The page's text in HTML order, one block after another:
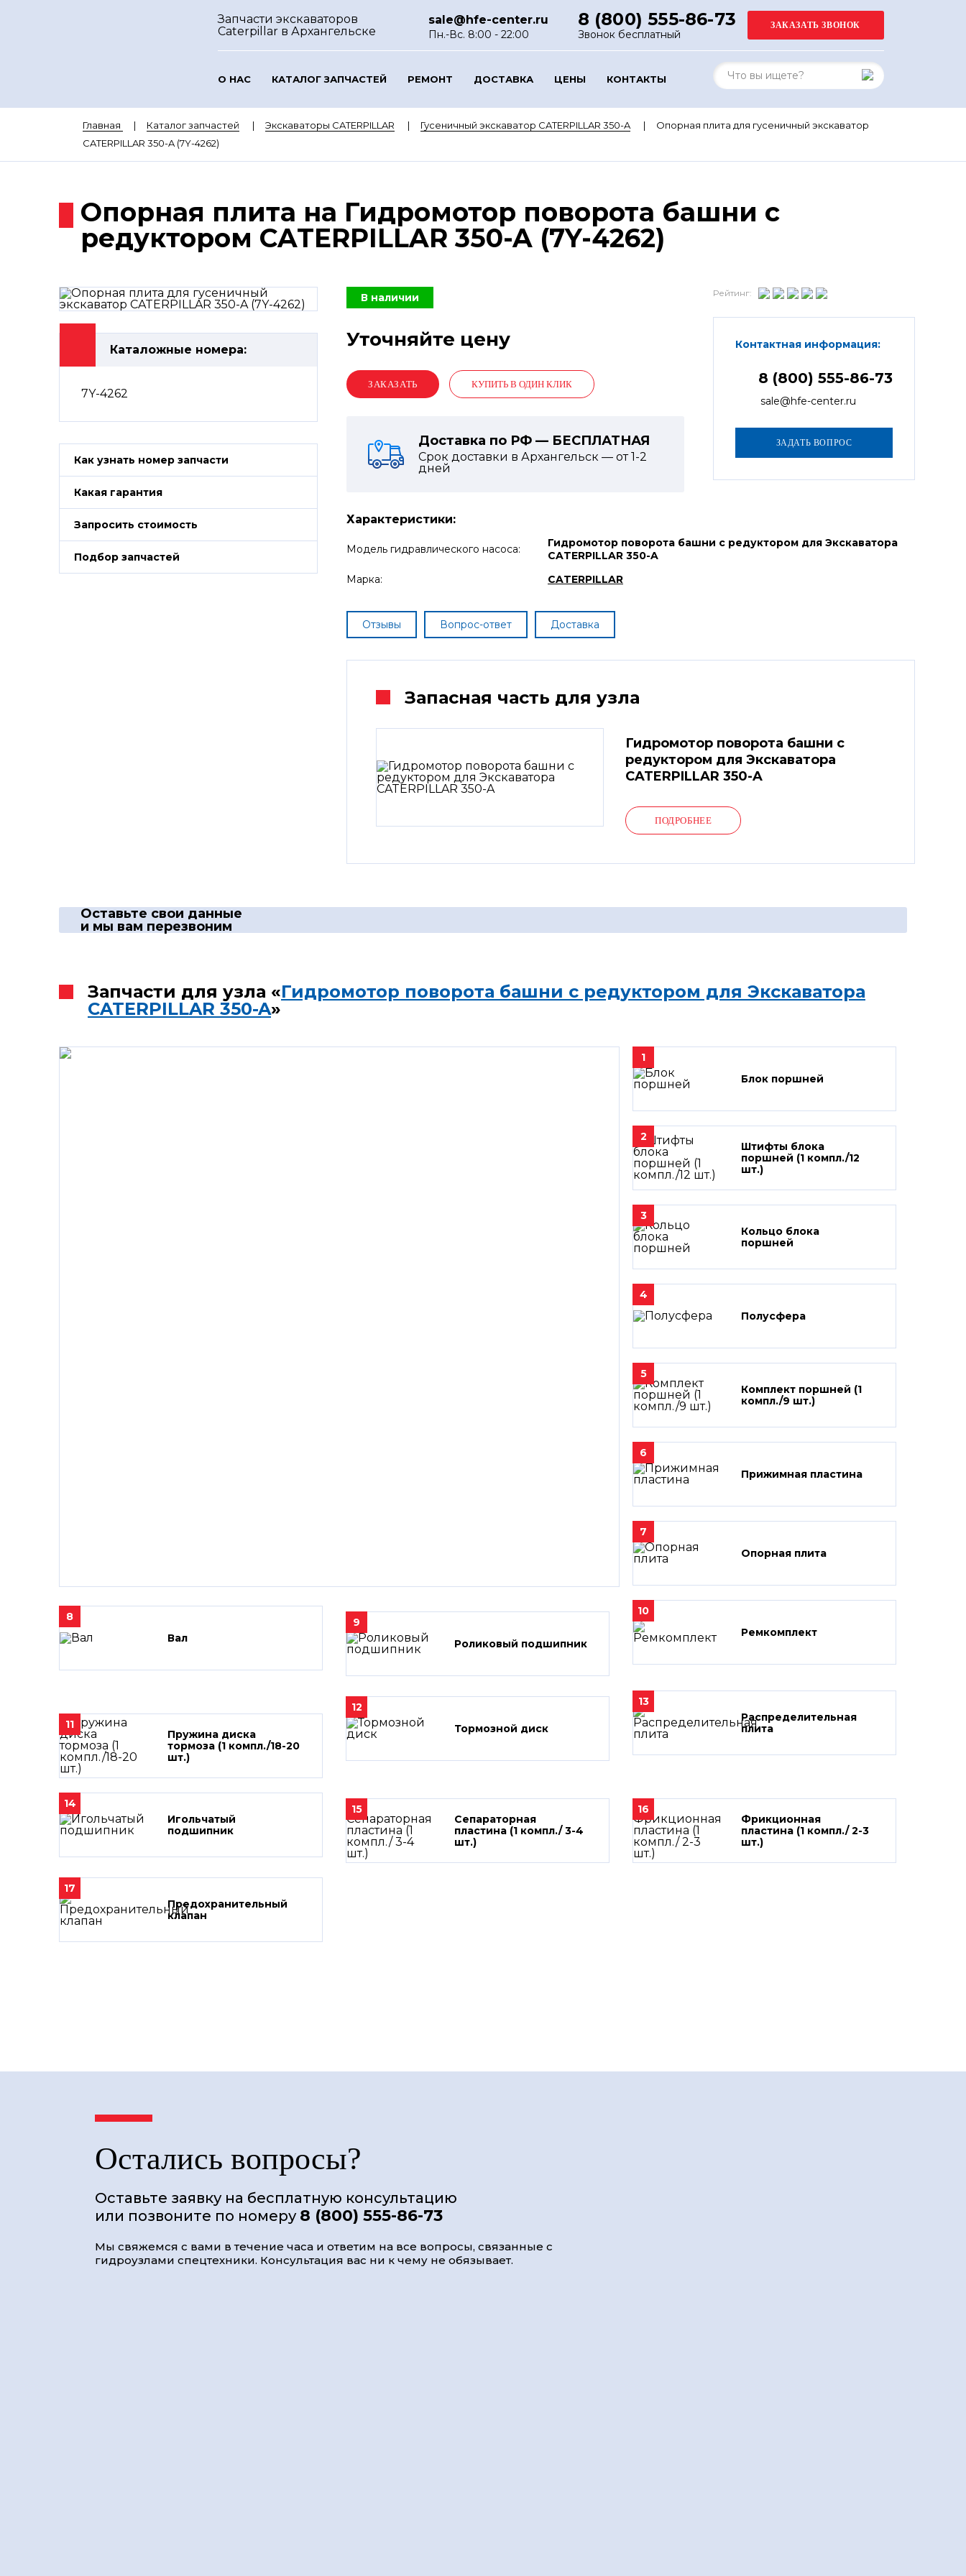
Запчасти экскаваторов
Caterpillar в Архангельске
sale@hfe-center.ru
Пн.-Вс. 8:00 - 22:00
8 (800) 555-86-73
Звонок бесплатный
О НАС КАТАЛОГ ЗАПЧАСТЕЙ РЕМОНТ ДОСТАВКА ЦЕНЫ КОНТАКТЫ
Главная Каталог запчастей Экскаваторы CATERPILLAR Гусеничный экскаватор CATERPILLAR 350-A
Опорная плита для гусеничный экскаватор
CATERPILLAR 350-A (7Y-4262)
Опорная плита на Гидромотор поворота башни с
редуктором CATERPILLAR 350-A (7Y-4262)
Каталожные номера:
7Y-4262
Как узнать номер запчасти
Какая гарантия
Запросить стоимость
Подбор запчастей
В наличии
Уточняйте цену
КУПИТЬ В ОДИН КЛИК
Доставка по РФ — БЕСПЛАТНАЯ
Срок доставки в Архангельск — от1-2
дней
Рейтинг:
Контактная информация:
8 (800) 555-86-73
sale@hfe-center.ru
Характеристики:
Модель гидравлического насоса:
Гидромотор поворота башни с редуктором для Экскаватора
CATERPILLAR 350-A
Марка:
CATERPILLAR
Отзывы Вопрос-ответ Доставка
Запасная часть для узла
Гидромотор поворота башни с
редуктором для Экскаватора
CATERPILLAR 350-A
ПОДРОБНЕЕ
Оставьте свои данные
и мы вам перезвоним
Запчасти для узла «Гидромотор поворота башни с редуктором для Экскаватора
CATERPILLAR 350-A»
1
Блок поршней
2
Штифты блока
поршней (1 компл./12
шт.)
3
Кольцо блока
поршней
4
Полусфера
5
Комплект поршней (1
компл./9 шт.)
6
Прижимная пластина
7
Опорная плита
8
Вал
9
Роликовый подшипник
10
Ремкомплект
11
Пружина диска
тормоза (1 компл./18-20
шт.)
12
Тормозной диск
13
Распределительная
плита
14
Игольчатый
подшипник
15
Сепараторная
пластина (1 компл./ 3-4
шт.)
16
Фрикционная
пластина (1 компл./ 2-3
шт.)
17
Предохранительный
клапан
Остались вопросы?
Оставьте заявку на бесплатную консультацию
или позвоните по номеру 8 (800) 555-86-73
Мы свяжемся с вами в течение часа и ответим на все вопросы, связанные с
гидроузлами спецтехники. Консультация вас ни к чему не обязывает.